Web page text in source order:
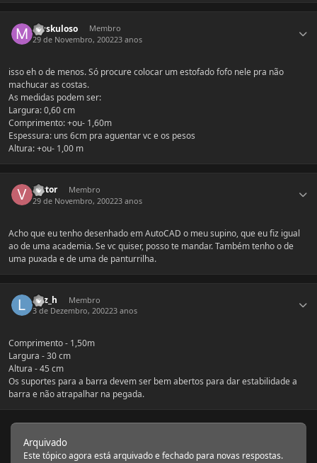
Muskuloso
Membro
29 de Novembro, 200223 anos
isso eh o de menos. Só procure colocar um estofado fofo nele pra não
machucar as costas.
As medidas podem ser:
Largura: 0,60 cm
Comprimento: +ou- 1,60m
Espessura: uns 6cm pra aguentar vc e os pesos
Altura: +ou- 1,00 m
Victor
Membro
29 de Novembro, 200223 anos
Acho que eu tenho desenhado em AutoCAD o meu supino, que eu fiz igual
ao de uma academia. Se vc quiser, posso te mandar. Também tenho o de
uma puxada e de uma de panturrilha.
luiz_h
Membro
3 de Dezembro, 200223 anos
Comprimento - 1,50m
Largura - 30 cm
Altura - 45 cm
Os suportes para a barra devem ser bem abertos para dar estabilidade a
barra e não atrapalhar na pegada.
Arquivado
Este tópico agora está arquivado e fechado para novas respostas.